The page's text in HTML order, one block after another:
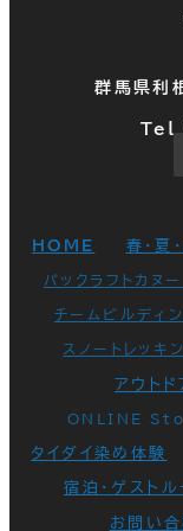
群馬県利
Tel.
HOME 春・夏
パックラフトカヌ
チームビルディ
スノートレッキ
アウトド
ONLINE
タイダイ染め体験
宿泊・ゲストル
お問い